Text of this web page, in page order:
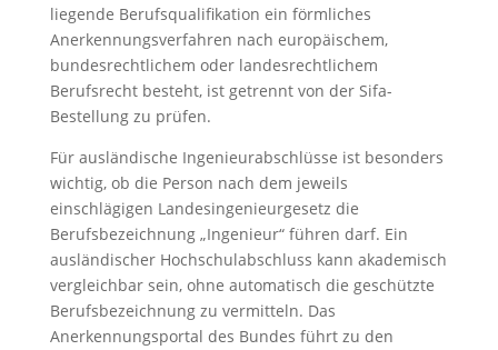
liegende Berufsqualifikation ein förmliches
Anerkennungsverfahren nach europäischem,
bundesrechtlichem oder landesrechtlichem
Berufsrecht besteht, ist getrennt von der Sifa-
Bestellung zu prüfen.
Für ausländische Ingenieurabschlüsse ist besonders
wichtig, ob die Person nach dem jeweils
einschlägigen Landesingenieurgesetz die
Berufsbezeichnung „Ingenieur“ führen darf. Ein
ausländischer Hochschulabschluss kann akademisch
vergleichbar sein, ohne automatisch die geschützte
Berufsbezeichnung zu vermitteln. Das
Anerkennungsportal des Bundes führt zu den